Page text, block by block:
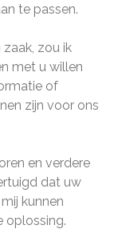
te passen.
zou ik
met u willen
of
zijn voor ons
en verdere
dat uw
kunnen
oplossing.